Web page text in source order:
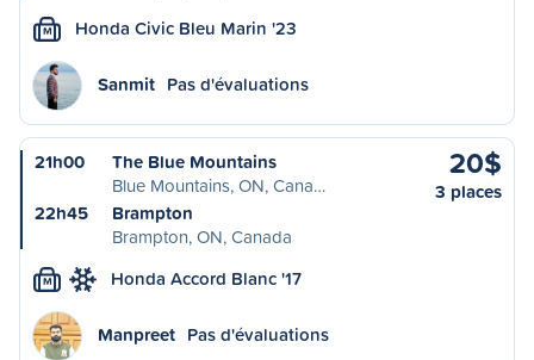
M Honda Civic Bleu Marin '23
Sanmit Pas d'évaluations
21h00
The Blue Mountains
Blue Mountains, ON, Cana…
22h45
Brampton
Brampton, ON, Canada
20$
3 places
M Honda Accord Blanc '17
Manpreet Pas d'évaluations